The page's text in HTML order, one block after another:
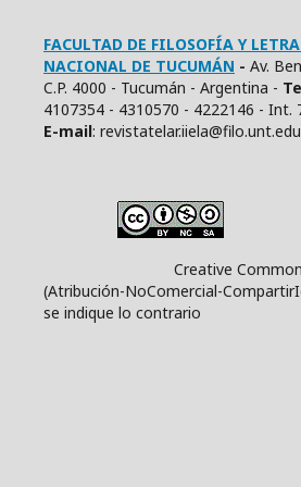
FACULTAD DE FILOSOFÍA Y
NACIONAL DE TUCUMÁN - Av.
C.P. 4000 - Tucumán - Argentina -
4107354 - 4310570 - 4222146 - Int.
E-mail:
Creative Commons 4.0
(Atribución-NoComercial-
se indique lo contrario